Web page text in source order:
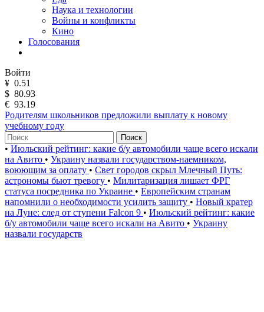
Наука и технологии
Войны и конфликты
Кино
Голосования
Войти
¥ 0.51
$ 80.93
€ 93.19
Родителям школьников предложили выплату к новому
учебному году
Поиск
• Июльский рейтинг: какие б/у автомобили чаще всего искали
на Авито • Украину назвали государством-наемником,
воюющим за оплату • Свет городов скрыл Млечный Путь:
астрономы бьют тревогу • Милитаризация лишает ФРГ
статуса посредника по Украине • Европейским странам
напомнили о необходимости усилить защиту • Новый кратер
на Луне: след от ступени Falcon 9 • Июльский рейтинг: какие
б/у автомобили чаще всего искали на Авито • Украину
назвали государств